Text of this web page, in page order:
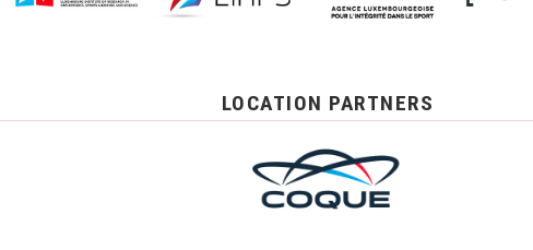
LOCATION PARTNERS